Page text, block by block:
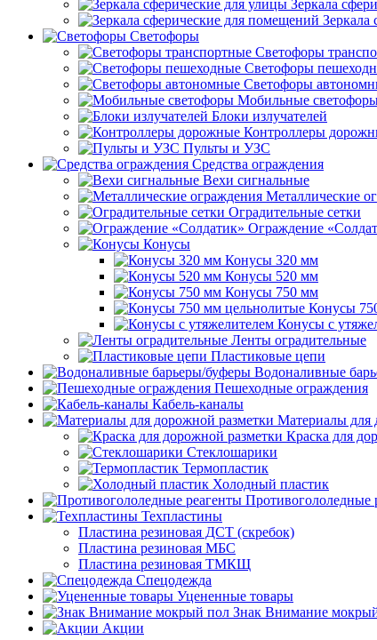
Зеркала
Зеркала
Светофоры
Светофоры
Светофоры
Светофоры
Мобильные
Блоки излучателей
Контроллеры
Пульты и УЗС
Средства ограждения
Вехи сигнальные
Металлические
Оградительные сетки
Ограждение
Конусы
Конусы 320 мм
Конусы 520 мм
Конусы 750 мм
Конусы
Конусы с
Ленты оградительные
Пластиковые цепи
Водоналивные
Пешеходные ограждения
Кабель-каналы
Материалы для
Краска для
Стеклошарики
Термопластик
Холодный пластик
Противогололедные
Техпластины
Пластина резиновая ДСТ (скребок)
Пластина резиновая МБС
Пластина резиновая ТМКЩ
Спецодежда
Уцененные товары
Знак Внимание
Акции